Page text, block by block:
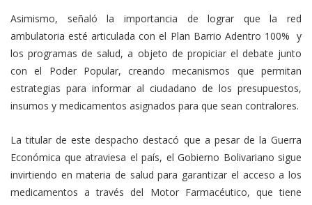
Asimismo, señaló la importancia de lograr que la red
ambulatoria esté articulada con el Plan Barrio Adentro 100% y
los programas de salud, a objeto de propiciar el debate junto
con el Poder Popular, creando mecanismos que permitan
estrategias para informar al ciudadano de los presupuestos,
insumos y medicamentos asignados para que sean contralores.
La titular de este despacho destacó que a pesar de la Guerra
Económica que atraviesa el país, el Gobierno Bolivariano sigue
invirtiendo en materia de salud para garantizar el acceso a los
medicamentos a través del Motor Farmacéutico, que tiene